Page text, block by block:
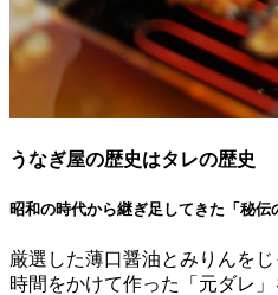
うなぎ屋の歴史はタレの歴史
昭和の時代から継ぎ足してきた「秘伝
厳選した薄口醤油とみりんを
時間をかけて作った「元ダレ